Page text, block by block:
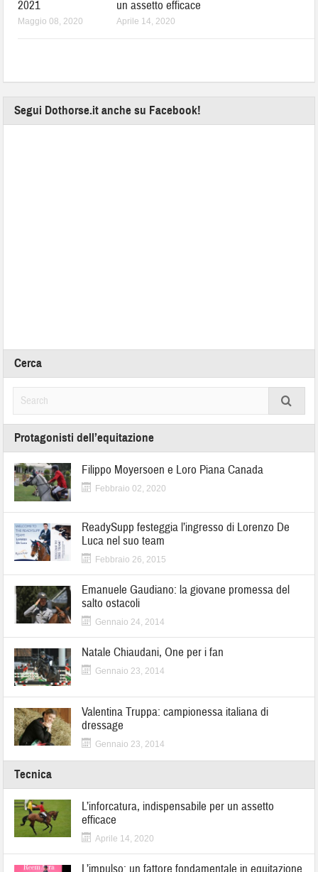
2021
Maggio 08, 2020
un assetto efficace
Aprile 14, 2020
Segui Dothorse.it anche su Facebook!
Cerca
Protagonisti dell’equitazione
Filippo Moyersoen e Loro Piana Canada
Febbraio 02, 2020
ReadySupp festeggia l’ingresso di Lorenzo De
Luca nel suo team
Febbraio 26, 2015
Emanuele Gaudiano: la giovane promessa del
salto ostacoli
Gennaio 24, 2014
Natale Chiaudani, One per i fan
Gennaio 23, 2014
Valentina Truppa: campionessa italiana di
dressage
Gennaio 23, 2014
Tecnica
L’inforcatura, indispensabile per un assetto
efficace
Aprile 14, 2020
L’impulso: un fattore fondamentale in equitazione